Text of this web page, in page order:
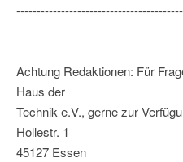
Achtung Redaktionen: Für
Haus der
Technik e.V., gerne zur
Hollestr. 1
45127 Essen